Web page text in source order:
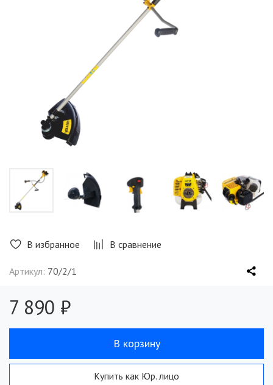
В избранное В сравнение
Артикул: 70/2/1
7 890 ₽
В корзину
Купить как Юр. лицо